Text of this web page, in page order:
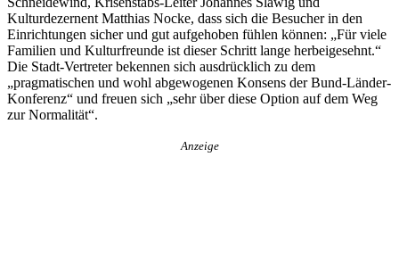
Kulturdezernent Matthias Nocke, dass sich die Besucher in den
Einrichtungen sicher und gut aufgehoben fühlen können: „Für viele
Familien und Kulturfreunde ist dieser Schritt lange herbeigesehnt.“
Die Stadt-Vertreter bekennen sich ausdrücklich zu dem
„pragmatischen und wohl abgewogenen Konsens der Bund-Länder-
Konferenz“ und freuen sich „sehr über diese Option auf dem Weg
zur Normalität“.
Anzeige